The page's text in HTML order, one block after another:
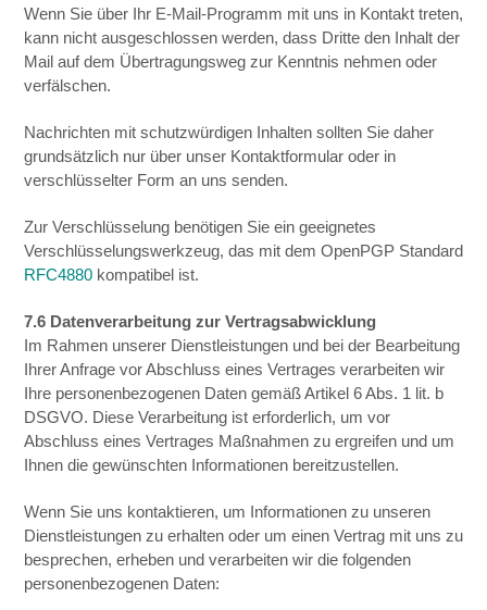
Wenn Sie über Ihr E-Mail-Programm mit uns in Kontakt treten,
kann nicht ausgeschlossen werden, dass Dritte den Inhalt der
Mail auf dem Übertragungsweg zur Kenntnis nehmen oder
verfälschen.
Nachrichten mit schutzwürdigen Inhalten sollten Sie daher
grundsätzlich nur über unser Kontaktformular oder in
verschlüsselter Form an uns senden.
Zur Verschlüsselung benötigen Sie ein geeignetes
Verschlüsselungswerkzeug, das mit dem OpenPGP Standard
RFC4880 kompatibel ist.
7.6 Datenverarbeitung zur Vertragsabwicklung
Im Rahmen unserer Dienstleistungen und bei der Bearbeitung
Ihrer Anfrage vor Abschluss eines Vertrages verarbeiten wir
Ihre personenbezogenen Daten gemäß Artikel 6 Abs. 1 lit. b
DSGVO. Diese Verarbeitung ist erforderlich, um vor
Abschluss eines Vertrages Maßnahmen zu ergreifen und um
Ihnen die gewünschten Informationen bereitzustellen.
Wenn Sie uns kontaktieren, um Informationen zu unseren
Dienstleistungen zu erhalten oder um einen Vertrag mit uns zu
besprechen, erheben und verarbeiten wir die folgenden
personenbezogenen Daten: